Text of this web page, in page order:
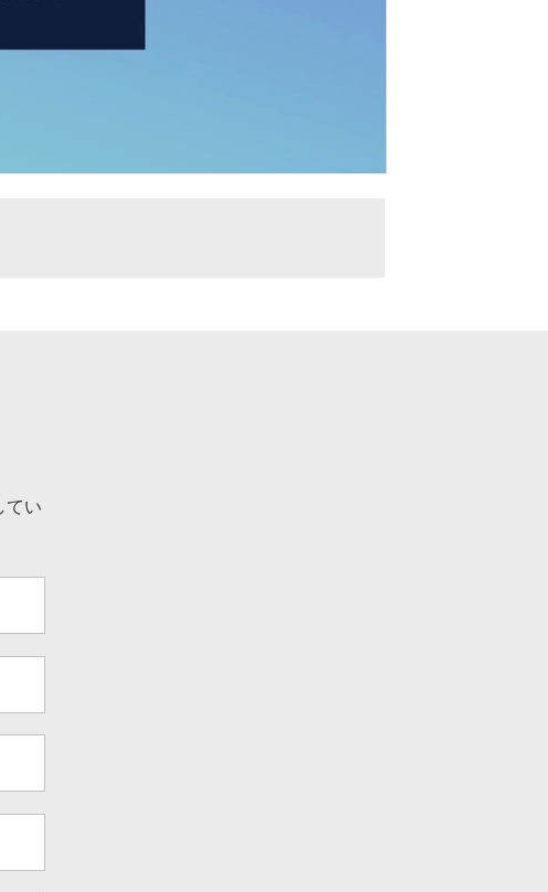
てい